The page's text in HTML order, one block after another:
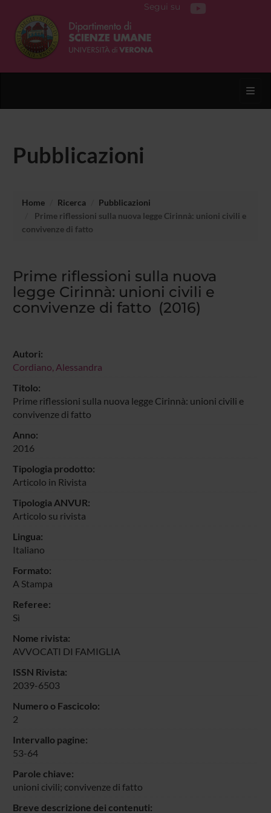
Segui su
Pubblicazioni
Home Ricerca
Pubblicazioni
Prime riflessioni sulla nuova legge Cirinnà: unioni civili e
convivenze di fatto
Prime riflessioni sulla nuova
legge Cirinnà: unioni civili e
convivenze di fatto (2016)
Autori:
Cordiano, Alessandra
Titolo:
Prime riflessioni sulla nuova legge Cirinnà: unioni civili e
convivenze di fatto
Anno:
2016
Tipologia prodotto:
Articolo in Rivista
Tipologia ANVUR:
Articolo su rivista
Lingua:
Italiano
Formato:
A Stampa
Referee:
Sì
Nome rivista:
AVVOCATI DI FAMIGLIA
ISSN Rivista:
2039-6503
Numero o Fascicolo:
2
Intervallo pagine:
53-64
Parole chiave:
unioni civili; convivenze di fatto
Breve descrizione dei contenuti: